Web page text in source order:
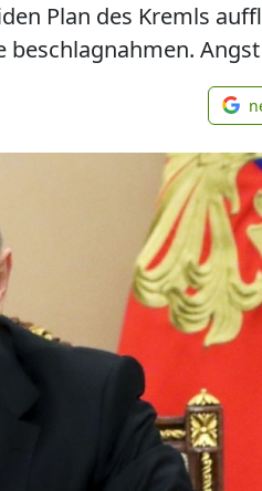
Plan des Kremls